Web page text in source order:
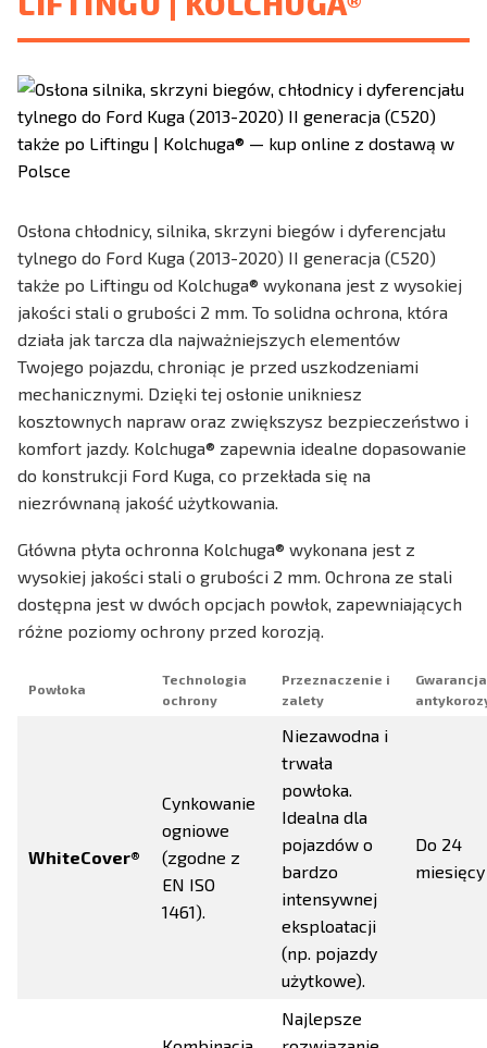
Osłona chłodnicy, silnika, skrzyni biegów i dyferencjału
tylnego do Ford Kuga (2013-2020) II generacja (C520)
także po Liftingu od Kolchuga® wykonana jest z wysokiej
jakości stali o grubości 2 mm. To solidna ochrona, która
działa jak tarcza dla najważniejszych elementów
Twojego pojazdu, chroniąc je przed uszkodzeniami
mechanicznymi. Dzięki tej osłonie unikniesz
kosztownych napraw oraz zwiększysz bezpieczeństwo i
komfort jazdy. Kolchuga® zapewnia idealne dopasowanie
do konstrukcji Ford Kuga, co przekłada się na
niezrównaną jakość użytkowania.
Główna płyta ochronna Kolchuga® wykonana jest z
wysokiej jakości stali o grubości 2 mm. Ochrona ze stali
dostępna jest w dwóch opcjach powłok, zapewniających
różne poziomy ochrony przed korozją.
Powłoka
Technologia
ochrony
Przeznaczenie i
zalety
Gwarancja
WhiteCover®
Cynkowanie
ogniowe
(zgodne z
EN ISO
1461).
Niezawodna i
trwała
powłoka.
Idealna dla
pojazdów o
bardzo
intensywnej
eksploatacji
(np. pojazdy
użytkowe).
Do 24
miesięcy
Najlepsze